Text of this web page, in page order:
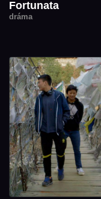
Fortunata
dráma